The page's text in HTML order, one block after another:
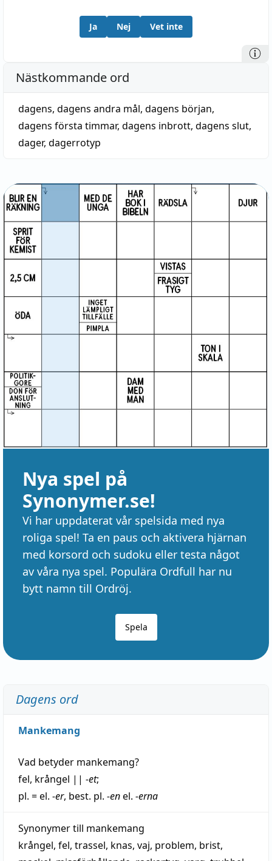
Ja Nej Vet inte
Nästkommande ord
dagens, dagens andra mål, dagens början,
dagens första timmar, dagens inbrott, dagens slut,
dager, dagerrotyp
Nya spel på
Synonymer.se!
Vi har uppdaterat vår spelsida med nya
roliga spel! Ta en paus och aktivera hjärnan
med korsord och sudoku eller testa något
av våra nya spel. Populära Ordfull har nu
bytt namn till Ordröj.
Spela
Dagens ord
Mankemang
Vad betyder mankemang?
fel, krångel || -et;
pl. = el. -er, best. pl. -enel. -erna
Synonymer till mankemang
krångel, fel, trassel, knas, vaj, problem, brist,